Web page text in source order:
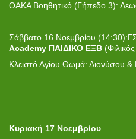
ΟΑΚΑ Βοηθητικό (Γήπεδο 3):
Σάββατο 16 Νοεμβρίου
Academy ΠΑΙΔΙΚΟ ΕΞΒ
Κλειστό Αγίου Θωμά: Διονύσου
Κυριακή 17 Νοεμβρίου